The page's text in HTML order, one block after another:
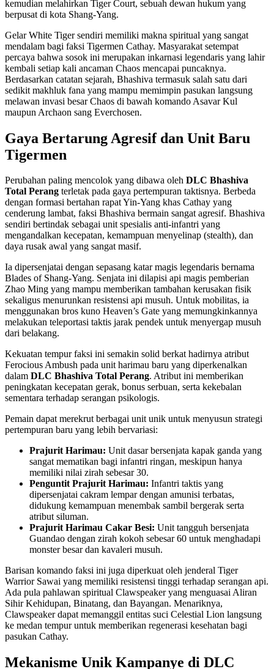
kemudian melahirkan Tiger Court, sebuah dewan hukum yang
berpusat di kota Shang-Yang.
Gelar White Tiger sendiri memiliki makna spiritual yang sangat
mendalam bagi faksi Tigermen Cathay. Masyarakat setempat
percaya bahwa sosok ini merupakan inkarnasi legendaris yang lahir
kembali setiap kali ancaman Chaos mencapai puncaknya.
Berdasarkan catatan sejarah, Bhashiva termasuk salah satu dari
sedikit makhluk fana yang mampu memimpin pasukan langsung
melawan invasi besar Chaos di bawah komando Asavar Kul
maupun Archaon sang Everchosen.
Gaya Bertarung Agresif dan Unit Baru
Tigermen
Perubahan paling mencolok yang dibawa oleh DLC Bhashiva
Total Perang terletak pada gaya pertempuran taktisnya. Berbeda
dengan formasi bertahan rapat Yin-Yang khas Cathay yang
cenderung lambat, faksi Bhashiva bermain sangat agresif. Bhashiva
sendiri bertindak sebagai unit spesialis anti-infantri yang
mengandalkan kecepatan, kemampuan menyelinap (stealth), dan
daya rusak awal yang sangat masif.
Ia dipersenjatai dengan sepasang katar magis legendaris bernama
Blades of Shang-Yang. Senjata ini dilapisi api magis pemberian
Zhao Ming yang mampu memberikan tambahan kerusakan fisik
sekaligus menurunkan resistensi api musuh. Untuk mobilitas, ia
menggunakan bros kuno Heaven’s Gate yang memungkinkannya
melakukan teleportasi taktis jarak pendek untuk menyergap musuh
dari belakang.
Kekuatan tempur faksi ini semakin solid berkat hadirnya atribut
Ferocious Ambush pada unit harimau baru yang diperkenalkan
dalam DLC Bhashiva Total Perang. Atribut ini memberikan
peningkatan kecepatan gerak, bonus serbuan, serta kekebalan
sementara terhadap serangan psikologis.
Pemain dapat merekrut berbagai unit unik untuk menyusun strategi
pertempuran baru yang lebih bervariasi:
Prajurit Harimau: Unit dasar bersenjata kapak ganda yang
sangat mematikan bagi infantri ringan, meskipun hanya
memiliki nilai zirah sebesar 30.
Penguntit Prajurit Harimau: Infantri taktis yang
dipersenjatai cakram lempar dengan amunisi terbatas,
didukung kemampuan menembak sambil bergerak serta
atribut siluman.
Prajurit Harimau Cakar Besi: Unit tangguh bersenjata
Guandao dengan zirah kokoh sebesar 60 untuk menghadapi
monster besar dan kavaleri musuh.
Barisan komando faksi ini juga diperkuat oleh jenderal Tiger
Warrior Sawai yang memiliki resistensi tinggi terhadap serangan api.
Ada pula pahlawan spiritual Clawspeaker yang menguasai Aliran
Sihir Kehidupan, Binatang, dan Bayangan. Menariknya,
Clawspeaker dapat memanggil entitas suci Celestial Lion langsung
ke medan tempur untuk memberikan regenerasi kesehatan bagi
pasukan Cathay.
Mekanisme Unik Kampanye di DLC